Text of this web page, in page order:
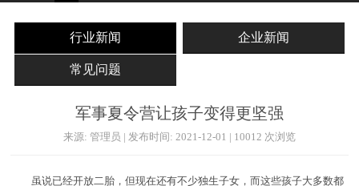
行业新闻 企业新闻
常见问题
军事夏令营让孩子变得更坚强
来源: 管理员 | 发布时间: 2021-12-01 | 10012 次浏览
虽说已经开放二胎，但现在还有不少独生子女，而这些孩子大多数都